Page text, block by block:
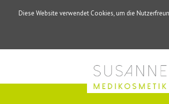
Diese Website verwendet Cookies, um die